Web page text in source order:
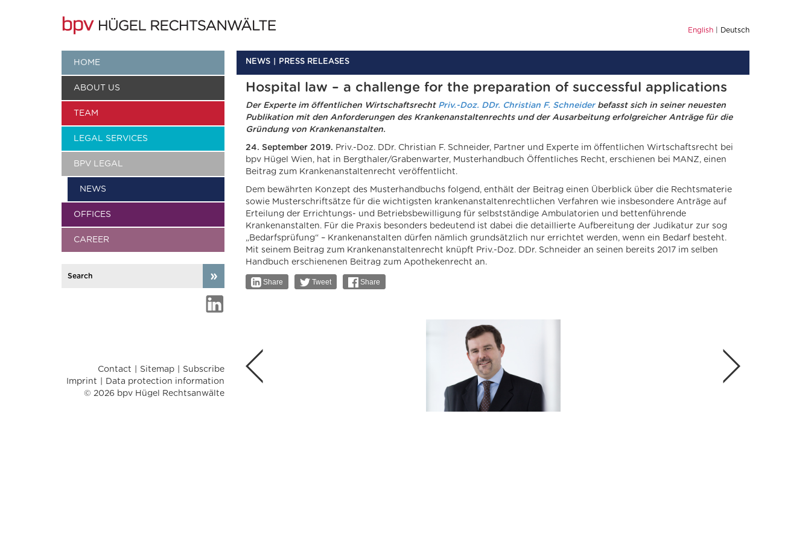
English Deutsch
HOME
ABOUT US
TEAM
LEGAL SERVICES
BPV LEGAL
NEWS
OFFICES
CAREER
Contact Sitemap
Subscribe
Imprint
Data protection information
© 2026 bpv Hügel Rechtsanwälte
NEWS PRESS RELEASES
Hospital law – a challenge for the preparation of successful applications
Der Experte im öffentlichen Wirtschaftsrecht Priv.-Doz. DDr. Christian F. Schneiderbefasst sich in seiner neuesten
Publikation mit den Anforderungen des Krankenanstaltenrechts und der Ausarbeitung erfolgreicher Anträge für die
Gründung von Krankenanstalten.
24. September 2019. Priv.-Doz. DDr. Christian F. Schneider, Partner und Experte im öffentlichen Wirtschaftsrecht bei
bpv Hügel Wien, hat in Bergthaler/Grabenwarter, Musterhandbuch Öffentliches Recht, erschienen bei MANZ, einen
Beitrag zum Krankenanstaltenrecht veröffentlicht.
Dem bewährten Konzept des Musterhandbuchs folgend, enthält der Beitrag einen Überblick über die Rechtsmaterie
sowie Musterschriftsätze für die wichtigsten krankenanstaltenrechtlichen Verfahren wie insbesondere Anträge auf
Erteilung der Errichtungs- und Betriebsbewilligung für selbstständige Ambulatorien und bettenführende
Krankenanstalten. Für die Praxis besonders bedeutend ist dabei die detaillierte Aufbereitung der Judikatur zur sog
„Bedarfsprüfung“ – Krankenanstalten dürfen nämlich grundsätzlich nur errichtet werden, wenn ein Bedarf besteht.
Mit seinem Beitrag zum Krankenanstaltenrecht knüpft Priv.-Doz. DDr. Schneider an seinen bereits 2017 im selben
Handbuch erschienenen Beitrag zum Apothekenrecht an.
Share Tweet Share